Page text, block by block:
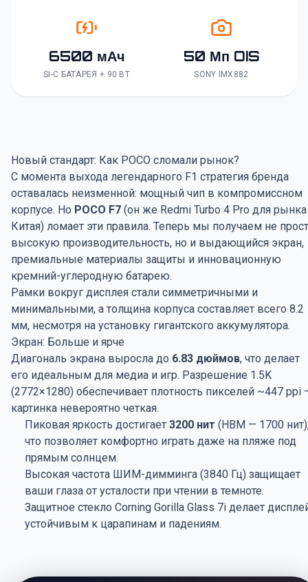
6500 мАч
SI-C БАТАРЕЯ + 90 ВТ
50 Мп OIS
SONY IMX882
Новый стандарт: Как POCO сломали рынок?
С момента выхода легендарного F1 стратегия бренда
оставалась неизменной: мощный чип в компромиссном
корпусе. Но POCO F7 (он же Redmi Turbo 4 Pro для рынка
Китая) ломает эти правила. Теперь мы получаем не
высокую производительность, но и выдающийся экран,
премиальные материалы защиты и инновационную
кремний-углеродную батарею.
Рамки вокруг дисплея стали симметричными и
минимальными, а толщина корпуса составляет всего 8.2
мм, несмотря на установку гигантского аккумулятора.
Экран: Больше и ярче
Диагональ экрана выросла до 6.83 дюймов, что делает
его идеальным для медиа и игр. Разрешение 1.5K
(2772×1280) обеспечивает плотность пикселей ~447 ppi
картинка невероятно четкая.
Пиковая яркость достигает 3200 нит (HBM — 1700
что позволяет комфортно играть даже на пляже под
прямым солнцем.
Высокая частота ШИМ-димминга (3840 Гц) защищает
ваши глаза от усталости при чтении в темноте.
Защитное стекло Corning Gorilla Glass 7i делает
устойчивым к царапинам и падениям.